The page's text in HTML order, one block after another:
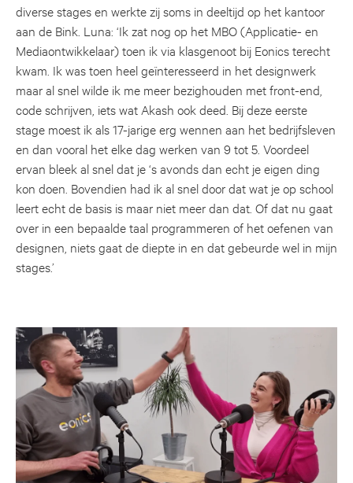
diverse stages en werkte zij soms in deeltijd op het kantoor
aan de Bink. Luna: ‘Ik zat nog op het MBO (Applicatie- en
Mediaontwikkelaar) toen ik via klasgenoot bij Eonics terecht
kwam. Ik was toen heel geïnteresseerd in het designwerk
maar al snel wilde ik me meer bezighouden met front-end,
code schrijven, iets wat Akash ook deed. Bij deze eerste
stage moest ik als 17-jarige erg wennen aan het bedrijfsleven
en dan vooral het elke dag werken van 9 tot 5. Voordeel
ervan bleek al snel dat je ‘s avonds dan echt je eigen ding
kon doen. Bovendien had ik al snel door dat wat je op school
leert echt de basis is maar niet meer dan dat. Of dat nu gaat
over in een bepaalde taal programmeren of het oefenen van
designen, niets gaat de diepte in en dat gebeurde wel in mijn
stages.’